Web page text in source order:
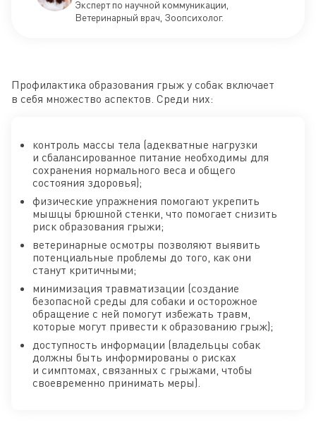
Эксперт по научной коммуникации,
Ветеринарный врач, Зоопсихолог.
Профилактика образования грыж у собак включает
в себя множество аспектов. Среди них:
контроль массы тела (адекватные нагрузки
и сбалансированное питание необходимы для
сохранения нормального веса и общего
состояния здоровья);
физические упражнения помогают укрепить
мышцы брюшной стенки, что помогает снизить
риск образования грыжи;
ветеринарные осмотры позволяют выявить
потенциальные проблемы до того, как они
станут критичными;
минимизация травматизации (создание
безопасной среды для собаки и осторожное
обращение с ней помогут избежать травм,
которые могут привести к образованию грыж);
доступность информации (владельцы собак
должны быть информированы о рисках
и симптомах, связанных с грыжами, чтобы
своевременно принимать меры).